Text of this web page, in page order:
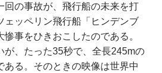
回の事故が、飛行船の未来を打
ェッペリン飛行船「ヒンデンブ
事をひきおこしたのである。
が、たった35秒で、全長245mの
ある。そのときの映像は世界中